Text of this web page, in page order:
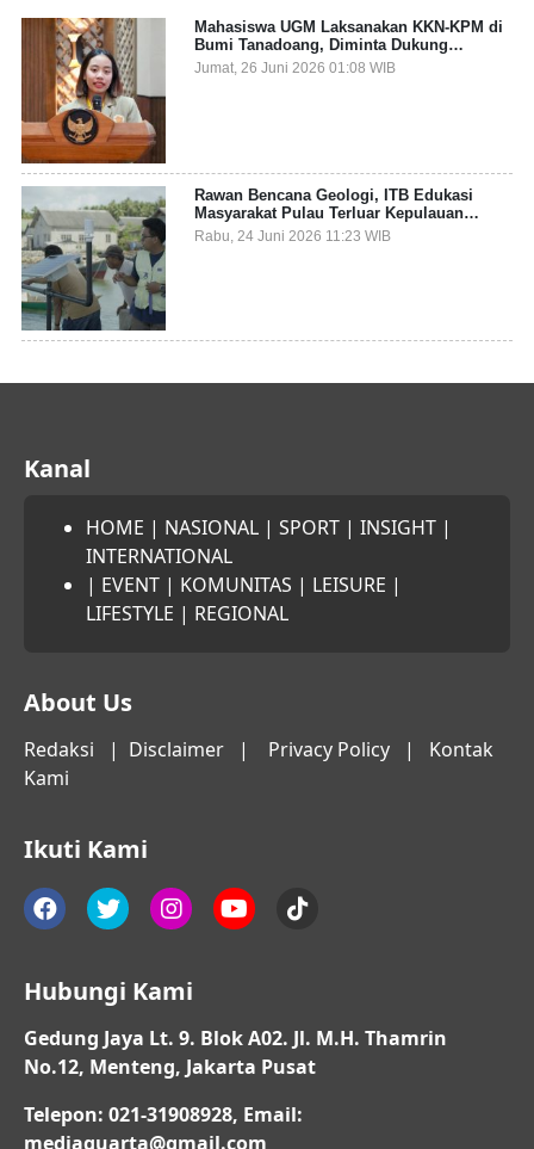
Mahasiswa UGM Laksanakan KKN-KPM di
Bumi Tanadoang, Diminta Dukung
Gemerlap dan Beri Solusi pada Persoalan
Sampah Pesisir
Jumat, 26 Juni 2026 01:08 WIB
Rawan Bencana Geologi, ITB Edukasi
Masyarakat Pulau Terluar Kepulauan
Selayar Terkait Mitigasi Berbasis Kawasan
Pesisir
Rabu, 24 Juni 2026 11:23 WIB
Kanal
HOME | NASIONAL | SPORT | INSIGHT |
INTERNATIONAL
| EVENT | KOMUNITAS | LEISURE |
LIFESTYLE | REGIONAL
About Us
Redaksi | Disclaimer | Privacy Policy | Kontak
Kami
Ikuti Kami
Hubungi Kami
Gedung Jaya Lt. 9. Blok A02. Jl. M.H. Thamrin
No.12, Menteng, Jakarta Pusat
Telepon: 021-31908928, Email:
mediaquarta@gmail.com